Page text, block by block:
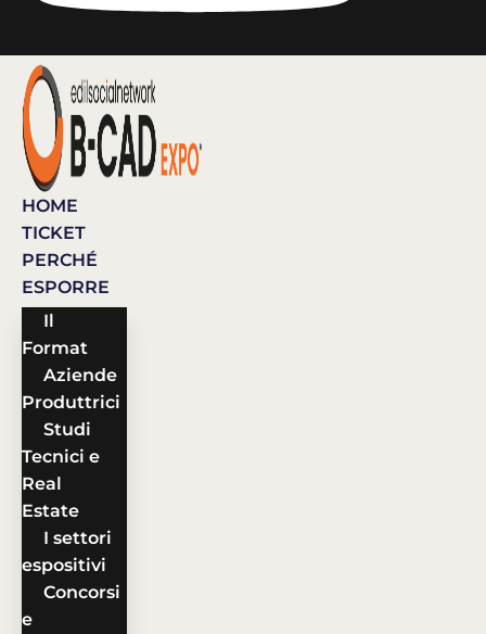
HOME
TICKET
PERCHÉ
ESPORRE
Il
Format
Aziende
Produttrici
Studi
Tecnici e
Real
Estate
I settori
espositivi
Concorsi
e